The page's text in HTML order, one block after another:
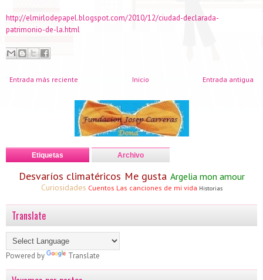
http://elmirlodepapel.blogspot.com/2010/12/ciudad-declarada-
patrimonio-de-la.html
Entrada más reciente Entrada antigua
Inicio
Etiquetas Archivo
Desvaríos climatéricos Me gusta Argelia mon amour
Curiosidades Cuentos Las canciones de mi vida Historias
Translate
Powered by Translate